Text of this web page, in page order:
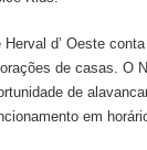
d’ Oeste
de casas. O
de
em